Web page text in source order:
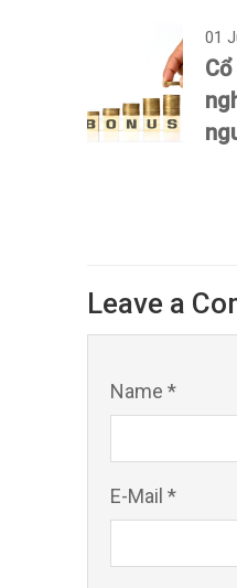
01
Leave a
Name *
E-Mail *